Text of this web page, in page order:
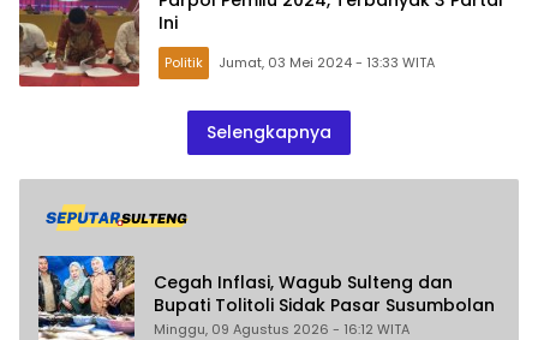
Ini
Politik Jumat, 03 Mei 2024 - 13:33 WITA
Selengkapnya
Cegah Inflasi, Wagub Sulteng dan
Bupati Tolitoli Sidak Pasar Susumbolan
Minggu, 09 Agustus 2026 - 16:12 WITA